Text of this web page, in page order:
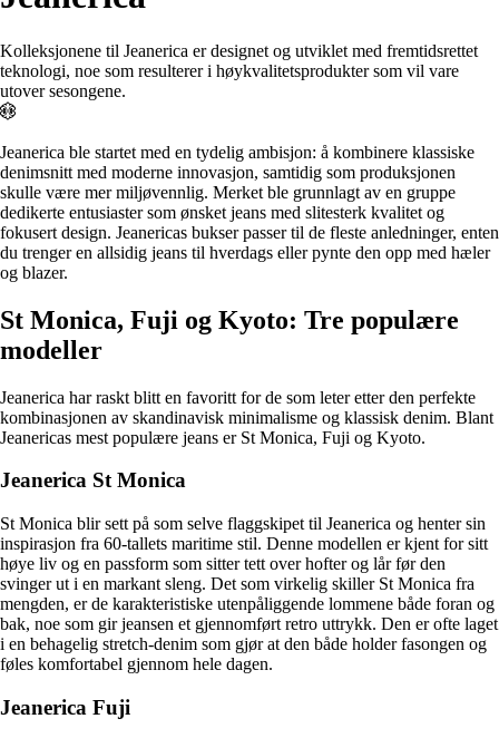
Kolleksjonene til Jeanerica er designet og utviklet med fremtidsrettet
teknologi, noe som resulterer i høykvalitetsprodukter som vil vare
utover sesongene.
Jeanerica ble startet med en tydelig ambisjon: å kombinere klassiske
denimsnitt med moderne innovasjon, samtidig som produksjonen
skulle være mer miljøvennlig. Merket ble grunnlagt av en gruppe
dedikerte entusiaster som ønsket jeans med slitesterk kvalitet og
fokusert design. Jeanericas bukser passer til de fleste anledninger, enten
du trenger en allsidig jeans til hverdags eller pynte den opp med hæler
og blazer.
St Monica, Fuji og Kyoto: Tre populære
modeller
Jeanerica har raskt blitt en favoritt for de som leter etter den perfekte
kombinasjonen av skandinavisk minimalisme og klassisk denim. Blant
Jeanericas mest populære jeans er St Monica, Fuji og Kyoto.
Jeanerica St Monica
St Monica blir sett på som selve flaggskipet til Jeanerica og henter sin
inspirasjon fra 60-tallets maritime stil. Denne modellen er kjent for sitt
høye liv og en passform som sitter tett over hofter og lår før den
svinger ut i en markant sleng. Det som virkelig skiller St Monica fra
mengden, er de karakteristiske utenpåliggende lommene både foran og
bak, noe som gir jeansen et gjennomført retro uttrykk. Den er ofte laget
i en behagelig stretch-denim som gjør at den både holder fasongen og
føles komfortabel gjennom hele dagen.
Jeanerica Fuji